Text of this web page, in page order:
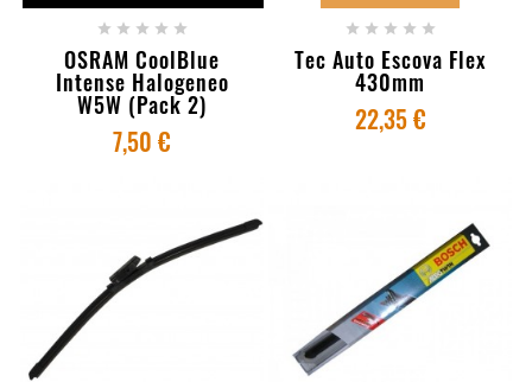
    
OSRAM CoolBlue
Intense Halogeneo
W5W (Pack 2)
7,50 €
    
Tec Auto Escova Flex
430mm
22,35 €